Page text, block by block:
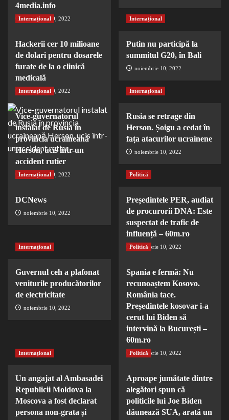
4media.info
noiembrie 10, 2022
Internațional
Hackerii cer 10 milioane
de dolari pentru dosarele
furate de la o clinică
medicală
noiembrie 10, 2022
Internațional
Putin nu participă la
summitul G20, în Bali
noiembrie 10, 2022
Internațional
Vice-guvernatorul
instalat de Rusia în
provincia ucraineană
Herson, ucis într-un
accident rutier
noiembrie 10, 2022
Internațional
Rusia se retrage din
Herson. Șoigu a cedat în
fața atacurilor ucrainene
noiembrie 10, 2022
Internațional
DCNews
noiembrie 10, 2022
Politică
Președintele PER, audiat
de procurorii DNA: Este
suspectat de trafic de
influență – 60m.ro
noiembrie 10, 2022
Internațional
Guvernul ceh a plafonat
veniturile producătorilor
de electricitate
noiembrie 10, 2022
Politică
Spania e fermă: Nu
recunoaștem Kosovo.
România tace.
Președintele kosovar i-a
cerut lui Biden să
intervină la București –
60m.ro
noiembrie 10, 2022
Internațional
Un angajat al Ambasadei
Republicii Moldova la
Moscova a fost declarat
persona non-grata și
Politică
Aproape jumătate dintre
alegători spun că
politicile lui Joe Biden
dăunează SUA, arată un